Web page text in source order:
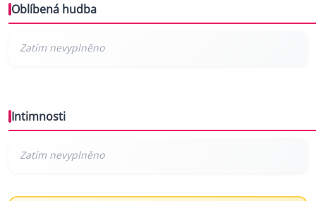
Oblíbená hudba
Intimnosti